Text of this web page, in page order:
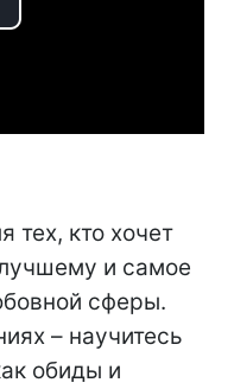
тех, кто хочет
и самое
сферы.
– научитесь
обиды и